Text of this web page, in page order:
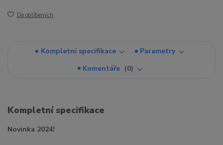
Do oblíbených
Kompletní specifikace
Parametry
Komentáře
0
Kompletní specifikace
Novinka 2024!